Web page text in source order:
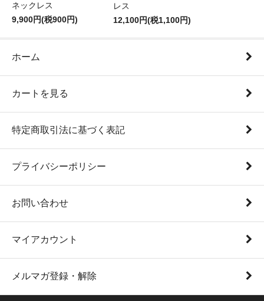
ネックレス
9,900円(税900円)
レス
12,100円(税1,100円)
ホーム
カートを見る
特定商取引法に基づく表記
プライバシーポリシー
お問い合わせ
マイアカウント
メルマガ登録・解除